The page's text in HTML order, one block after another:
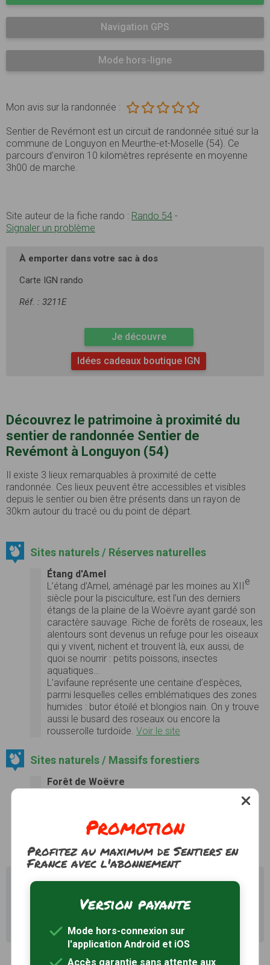
Navigation GPS
Mode hors-ligne
Mon avis sur la randonnée :
Sentier de Revémont est un circuit de randonnée situé sur la
commune de Longuyon en Meurthe-et-Moselle (54). Ce
parcours d’environ 10 kilomètres représente en moyenne
3h00 de marche.
Site auteur de la fiche rando : Rando 54 -
Signaler un problème
À emporter dans votre sac à dos
Carte IGN rando
Réf. : 3211E
Je découvre
Idées cadeaux boutique IGN
Découvrez le patrimoine à proximité du
sentier de randonnée Sentier de
Revémont à Longuyon (54)
Il existe 3 lieux remarquables à proximité de cette
randonnée. Ces lieux peuvent être accessibles et visibles
depuis le sentier ou bien être présents dans un rayon de
30km autour du tracé ou du point de départ.
Sites naturels / Réserves naturelles
Étang d'Amel
L’étang d’Amel, aménagé par les moines au XIIe
siècle pour la pisciculture, est l’un des derniers
étangs de la plaine de la Woëvre ayant gardé son
caractère sauvage. Riche de forêts de roseaux, les
alentours sont devenus un refuge pour les oiseaux
qui y vivent, nichent et trouvent là, eux aussi, de
quoi se nourrir : petits poissons, insectes
aquatiques…
L’avifaune représente une centaine d’espèces,
parmi lesquelles celles emblématiques des zones
humides : butor étoilé et blongios nain. On y trouve
aussi le busard des roseaux ou encore la
rousserolle turdoïde. Voir le site
Sites naturels / Massifs forestiers
Forêt de Woëvre
Il existe d'autres sentiers de randonnée à Longuyon
Promotion
Profitez au maximum de Sentiers en
France avec l'abonnement
Version payante
Mode hors-connexion sur
l'application Android et iOS
Accès garantie sans attente aux